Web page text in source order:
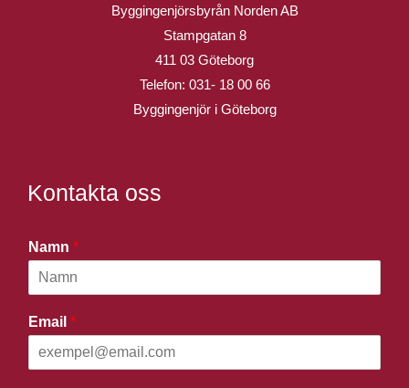
Byggingenjörsbyrån Norden AB
Stampgatan 8
411 03 Göteborg
Telefon: 031- 18 00 66
Byggingenjör i Göteborg
Kontakta oss
Namn *
Email *